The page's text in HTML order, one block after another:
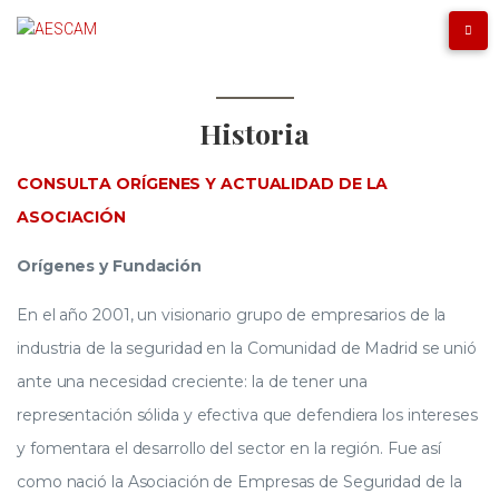
Historia
CONSULTA ORÍGENES Y ACTUALIDAD DE LA
ASOCIACIÓN
Orígenes y Fundación
En el año 2001, un visionario grupo de empresarios de la
industria de la seguridad en la Comunidad de Madrid se unió
ante una necesidad creciente: la de tener una
representación sólida y efectiva que defendiera los intereses
y fomentara el desarrollo del sector en la región. Fue así
como nació la Asociación de Empresas de Seguridad de la